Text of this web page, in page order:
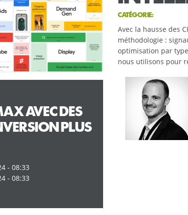
AVEC DES
PLUS
- 08:33
- 08:33
CATÉGORIE:
Avec la hausse des
méthodologie :
optimisation par
nous utilisons pour